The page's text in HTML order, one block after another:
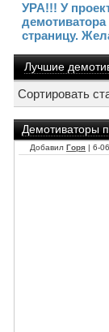
УРА!!! У
страницу.
Лучшие
Сортировать
Демотиваторы
Добавил Горя | 6-